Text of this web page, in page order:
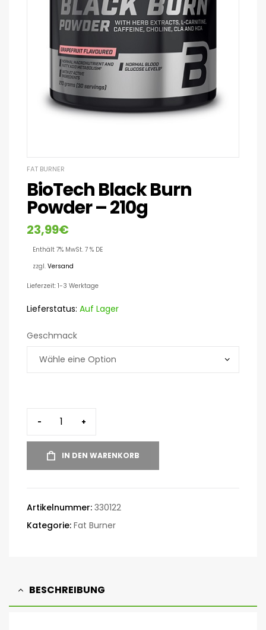
FAT BURNER
BioTech Black Burn
Powder – 210g
23,99€
Enthält 7% MwSt. 7 % DE
zzgl. Versand
Lieferzeit: 1-3 Werktage
Lieferstatus: Auf Lager
Geschmack
- +
IN DEN WARENKORB
Artikelnummer: 330122
Kategorie: Fat Burner
BESCHREIBUNG